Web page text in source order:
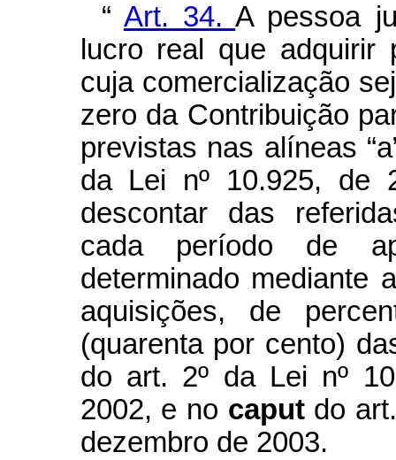
“ Art. 34.A pessoa
lucro real que adquirir
cuja comercialização
zero da Contribuição
previstas nas alíneas
da Lei nº 10.925, de
descontar das
cada período de
determinado mediante
aquisições, de
(quarenta por cento)
do art. 2º da Lei nº
2002, e no caput do
dezembro de 2003.